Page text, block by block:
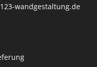
wandgestaltung.de